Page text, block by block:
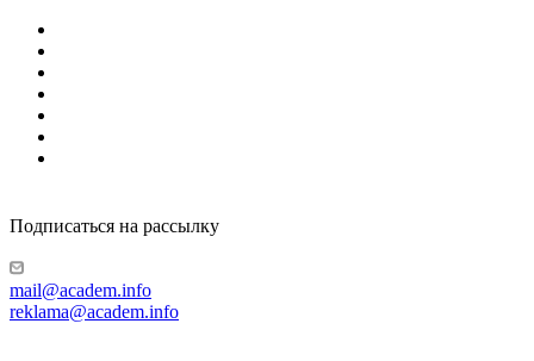
Подписаться на рассылку
mail@academ.info
reklama@academ.info